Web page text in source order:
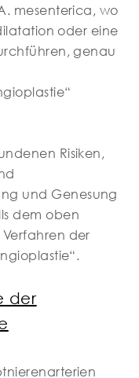
mesenterica, wo
oder eine
genau
Risiken,
und Genesung
dem oben
der
der